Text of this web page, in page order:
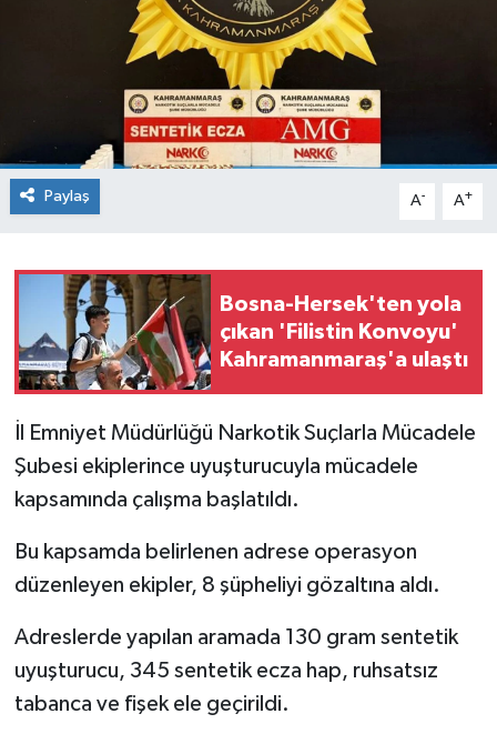
Paylaş A- A+
Bosna-Hersek'ten yola
çıkan 'Filistin Konvoyu'
Kahramanmaraş'a ulaştı
İl Emniyet Müdürlüğü Narkotik Suçlarla Mücadele
Şubesi ekiplerince uyuşturucuyla mücadele
kapsamında çalışma başlatıldı.
Bu kapsamda belirlenen adrese operasyon
düzenleyen ekipler, 8 şüpheliyi gözaltına aldı.
Adreslerde yapılan aramada 130 gram sentetik
uyuşturucu, 345 sentetik ecza hap, ruhsatsız
tabanca ve fişek ele geçirildi.